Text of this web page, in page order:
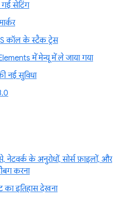
गई सेटिंग
कॉल के स्टैक ट्रेस
में मेन्यू में ले जाया गया
नई सुविधा
नेटवर्क के अनुरोधों, सोर्स फ़ाइलों, और
करना
इतिहास देखना